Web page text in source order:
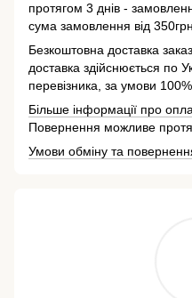
протягом 3 днів -
сума замовлення від
Безкоштовна доставка
доставка здійснюється по
перевізника, за умови
Більше інформації про
Повернення можливе
Умови обміну та